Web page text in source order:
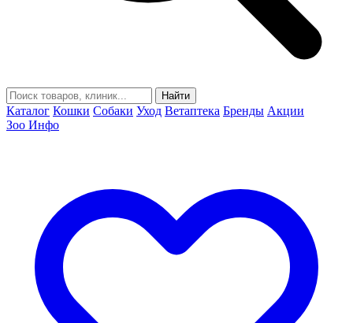
Найти
Каталог Кошки Собаки Уход Ветаптека Бренды Акции
Зоо Инфо